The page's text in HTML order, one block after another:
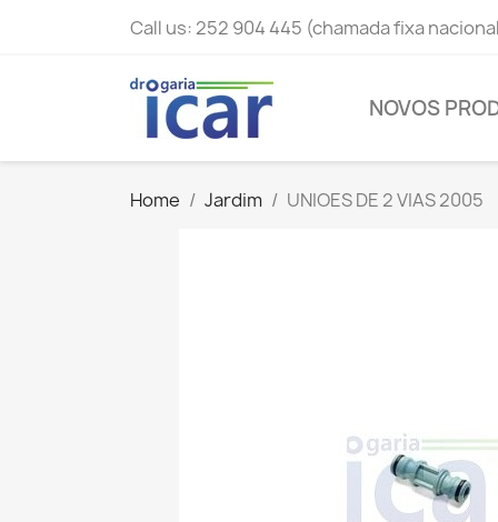
Call us: 252 904 445 (chamada fixa
NOVOS
Home Jardim UNIOES DE 2 VIAS 2005